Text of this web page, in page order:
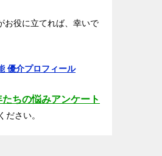
お役に立てれば、幸いで
優介プロフィール
たちの悩みアンケート
ださい。